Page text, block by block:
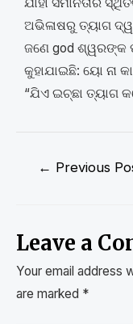
ଅଭିଳାଷରୁ ତ୍ୟାଗ
ଜଣେ god ଶ୍ୱରଙ୍କ
କୁହାଯାଇଛି: ୟୋ ନା
“ଯିଏ ଇଚ୍ଛା ତ୍ୟାଗ
← Previous
Leave a
Your email address
are marked *